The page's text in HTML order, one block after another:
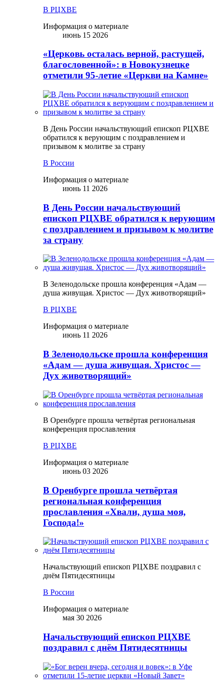
В РЦХВЕ
Информация о материале
июнь 15 2026
«Церковь осталась верной, растущей,
благословенной»: в Новокузнецке
отметили 95-летие «Церкви на Камне»
В День России начальствующий епископ РЦХВЕ
обратился к верующим с поздравлением и
призывом к молитве за страну
В России
Информация о материале
июнь 11 2026
В День России начальствующий
епископ РЦХВЕ обратился к верующим
с поздравлением и призывом к молитве
за страну
В Зеленодольске прошла конференция «Адам —
душа живущая. Христос — Дух животворящий»
В РЦХВЕ
Информация о материале
июнь 11 2026
В Зеленодольске прошла конференция
«Адам — душа живущая. Христос —
Дух животворящий»
В Оренбурге прошла четвёртая региональная
конференция прославления
В РЦХВЕ
Информация о материале
июнь 03 2026
В Оренбурге прошла четвёртая
региональная конференция
прославления «Хвали, душа моя,
Господа!»
Начальствующий епископ РЦХВЕ поздравил с
днём Пятидесятницы
В России
Информация о материале
мая 30 2026
Начальствующий епископ РЦХВЕ
поздравил с днём Пятидесятницы